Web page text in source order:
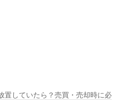
置していたら？売買・売却時に必